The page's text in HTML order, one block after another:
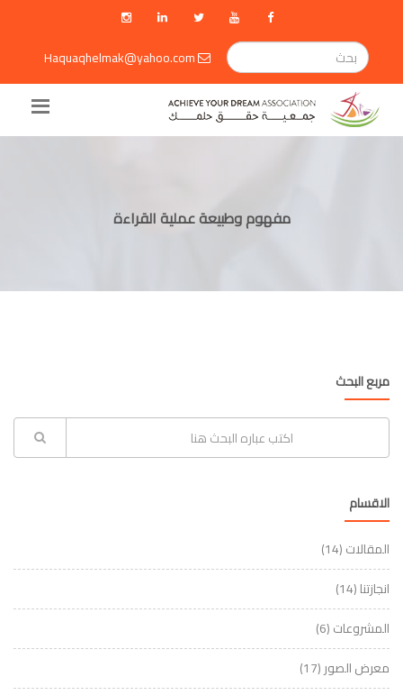
Haquaqhelmak@yahoo.com
مفهوم وطبيعة عملية القراءة
مربع البحث
الاقسام
المقالات(14)
انجازتنا(14)
المشروعات(6)
معرض الصور(17)